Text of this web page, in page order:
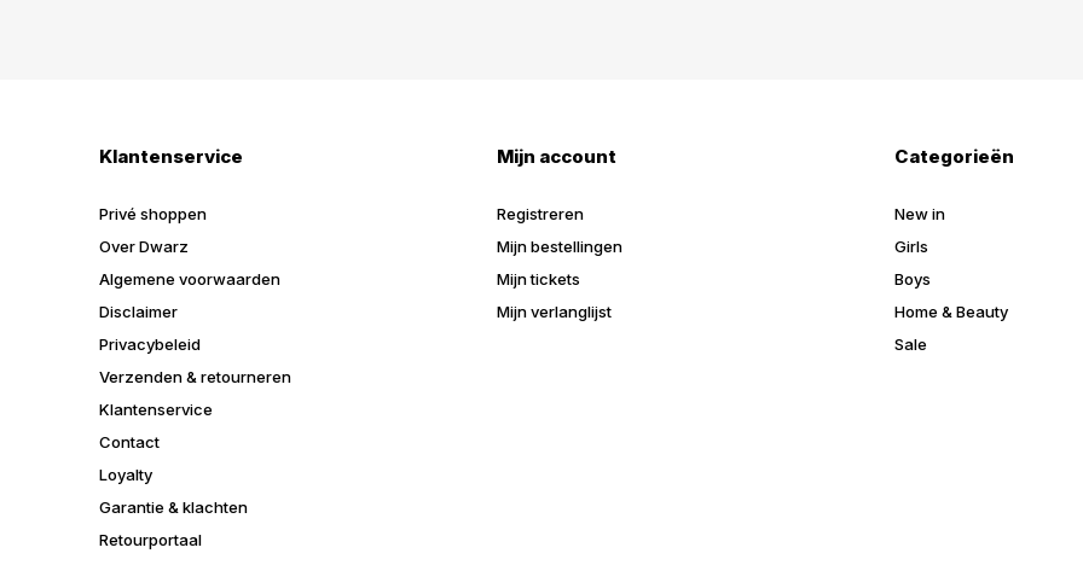
Klantenservice
Privé shoppen
Over Dwarz
Algemene voorwaarden
Disclaimer
Privacybeleid
Verzenden & retourneren
Klantenservice
Contact
Loyalty
Garantie & klachten
Retourportaal
Mijn account
Registreren
Mijn bestellingen
Mijn tickets
Mijn verlanglijst
Categorieën
New in
Girls
Boys
Home & Beauty
Sale